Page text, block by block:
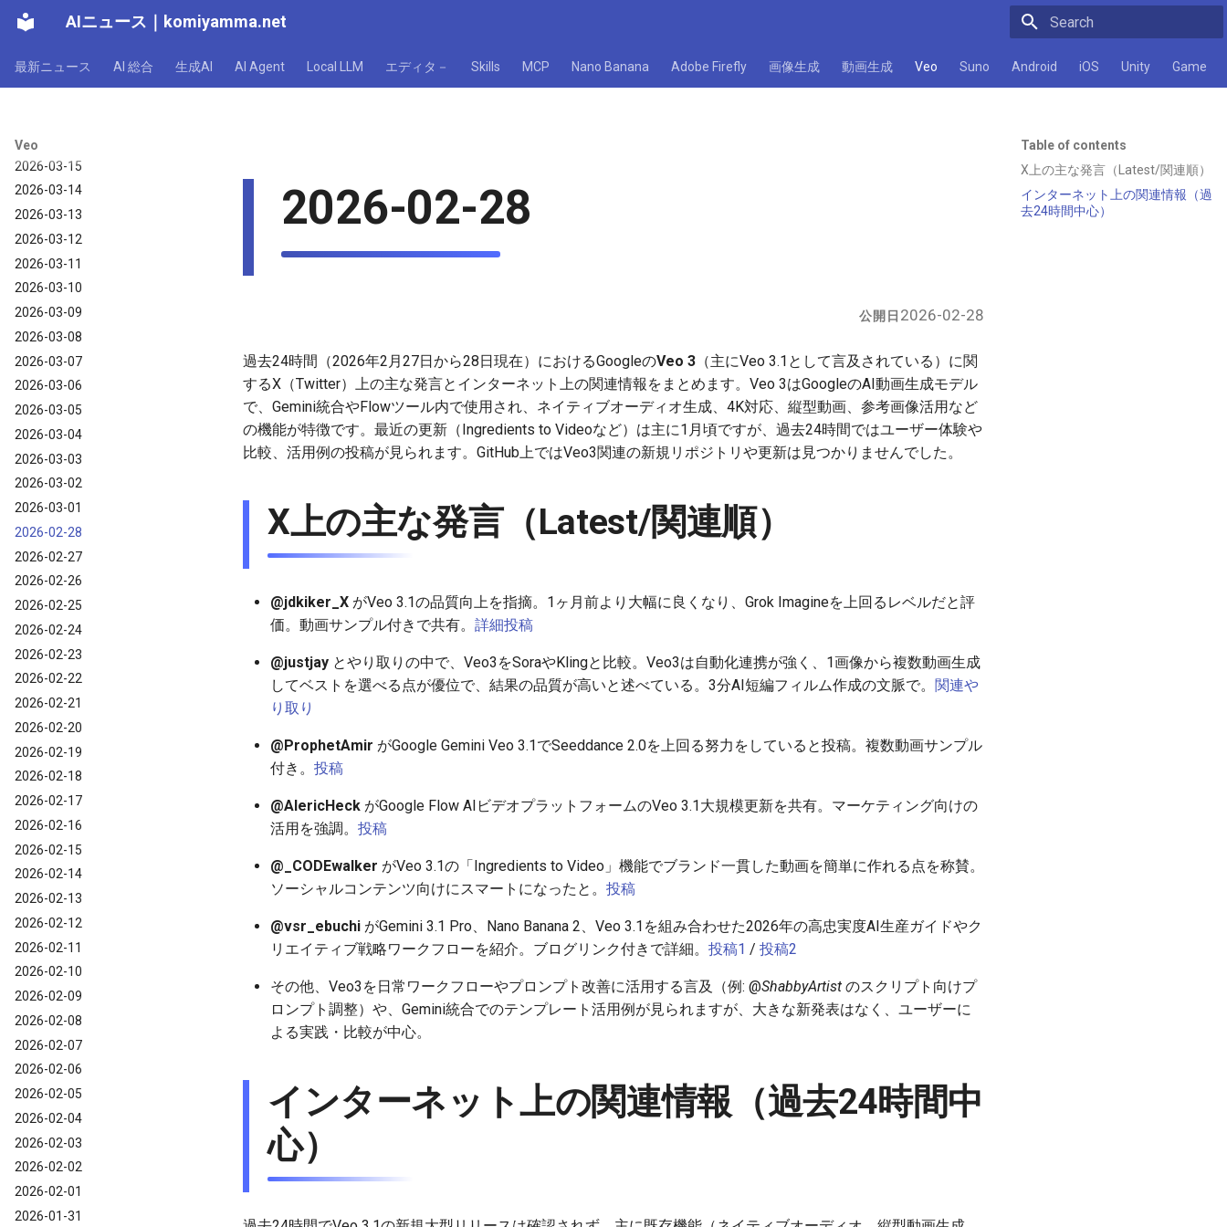
AIニュース komiyamma.net
最新ニュース AI 総合 生成AI AI Agent Local LLM エディタ－ Skills MCP Nano Banana Adobe Firefly 画像生成 動画生成 Veo Suno Android iOS Unity Game
Veo
2026-03-21
2026-03-19
2026-03-18
2026-03-16
2026-03-15
2026-03-14
2026-03-13
2026-03-12
2026-03-11
2026-03-10
2026-03-09
2026-03-08
2026-03-07
2026-03-06
2026-03-05
2026-03-04
2026-03-03
2026-03-02
2026-03-01
2026-02-28
2026-02-27
2026-02-26
2026-02-25
2026-02-24
2026-02-23
2026-02-22
2026-02-21
2026-02-20
2026-02-19
2026-02-18
2026-02-17
2026-02-16
2026-02-15
2026-02-14
2026-02-13
2026-02-12
2026-02-11
2026-02-10
2026-02-09
2026-02-08
2026-02-07
2026-02-06
2026-02-05
2026-02-04
2026-02-03
2026-02-02
2026-02-01
2026-01-31
Table of contents
X上の主な発言（Latest/関連順）
インターネット上の関連情報（過
去24時間中心）
2026-02-28
公開日 2026-02-28
過去24時間（2026年2月27日から28日現在）におけるGoogleのVeo 3 （主にVeo 3.1として言及されている）に関
するX（Twitter）上の主な発言とインターネット上の関連情報をまとめます。Veo 3はGoogleのAI動画生成モデル
で、Gemini統合やFlowツール内で使用され、ネイティブオーディオ生成、4K対応、縦型動画、参考画像活用など
の機能が特徴です。最近の更新（Ingredients to Videoなど）は主に1月頃ですが、過去24時間ではユーザー体験や
比較、活用例の投稿が見られます。GitHub上ではVeo3関連の新規リポジトリや更新は見つかりませんでした。
X上の主な発言（Latest/関連順）
@jdkiker_X がVeo 3.1の品質向上を指摘。1ヶ月前より大幅に良くなり、Grok Imagineを上回るレベルだと評
価。動画サンプル付きで共有。 詳細投稿
@justjay とやり取りの中で、Veo3をSoraやKlingと比較。Veo3は自動化連携が強く、1画像から複数動画生成
してベストを選べる点が優位で、結果の品質が高いと述べている。3分AI短編フィルム作成の文脈で。 関連や
り取り
@ProphetAmir がGoogle Gemini Veo 3.1でSeeddance 2.0を上回る努力をしていると投稿。複数動画サンプル
付き。 投稿
@AlericHeck がGoogle Flow AIビデオプラットフォームのVeo 3.1大規模更新を共有。マーケティング向けの
活用を強調。 投稿
@_CODEwalker がVeo 3.1の「Ingredients to Video」機能でブランド一貫した動画を簡単に作れる点を称賛。
ソーシャルコンテンツ向けにスマートになったと。 投稿
@vsr_ebuchi がGemini 3.1 Pro、Nano Banana 2、Veo 3.1を組み合わせた2026年の高忠実度AI生産ガイドやク
リエイティブ戦略ワークフローを紹介。ブログリンク付きで詳細。 投稿1 / 投稿2
その他、Veo3を日常ワークフローやプロンプト改善に活用する言及（例: @ShabbyArtist のスクリプト向けプ
ロンプト調整）や、Gemini統合でのテンプレート活用例が見られますが、大きな新発表はなく、ユーザーに
よる実践・比較が中心。
インターネット上の関連情報（過去24時間中
心）